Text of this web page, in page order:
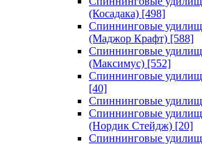
(Косадака) [498]
Спиннинговые
(Маджор Крафт) [588]
Спиннинговые
(Максимус) [552]
Спиннинговые
[40]
Спиннинговые
Спиннинговые
(Нордик Стейдж) [20]
Спиннинговые